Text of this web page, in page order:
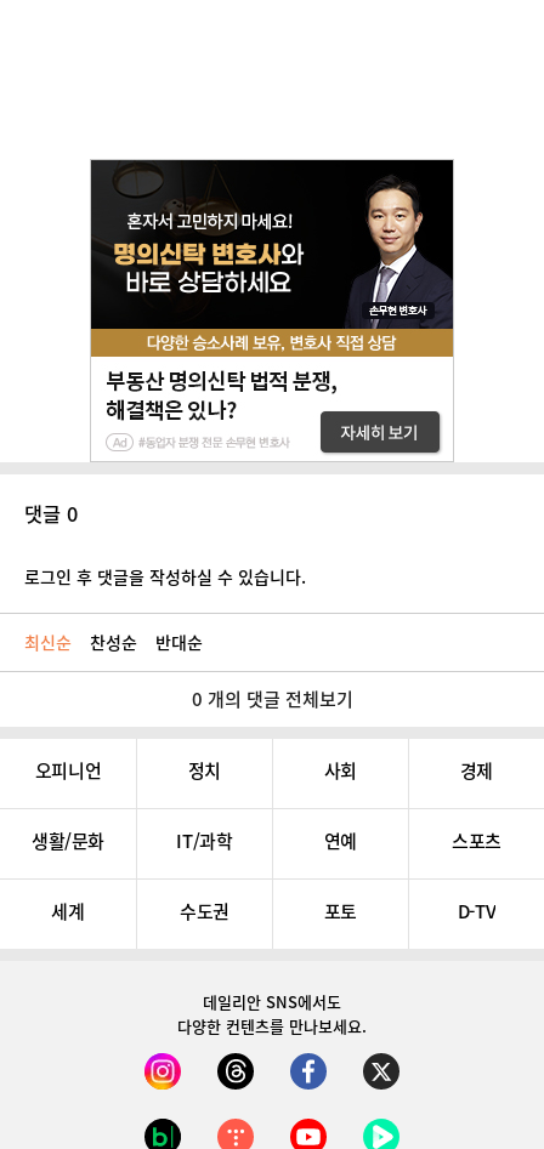
댓글 0
로그인 후 댓글을 작성하실 수 있습니다.
최신순 찬성순 반대순
0 개의 댓글 전체보기
오피니언 정치 사회 경제
생활/문화 IT/과학 연예 스포츠
세계 수도권 포토 D-TV
데일리안 SNS에서도
다양한 컨텐츠를 만나보세요.